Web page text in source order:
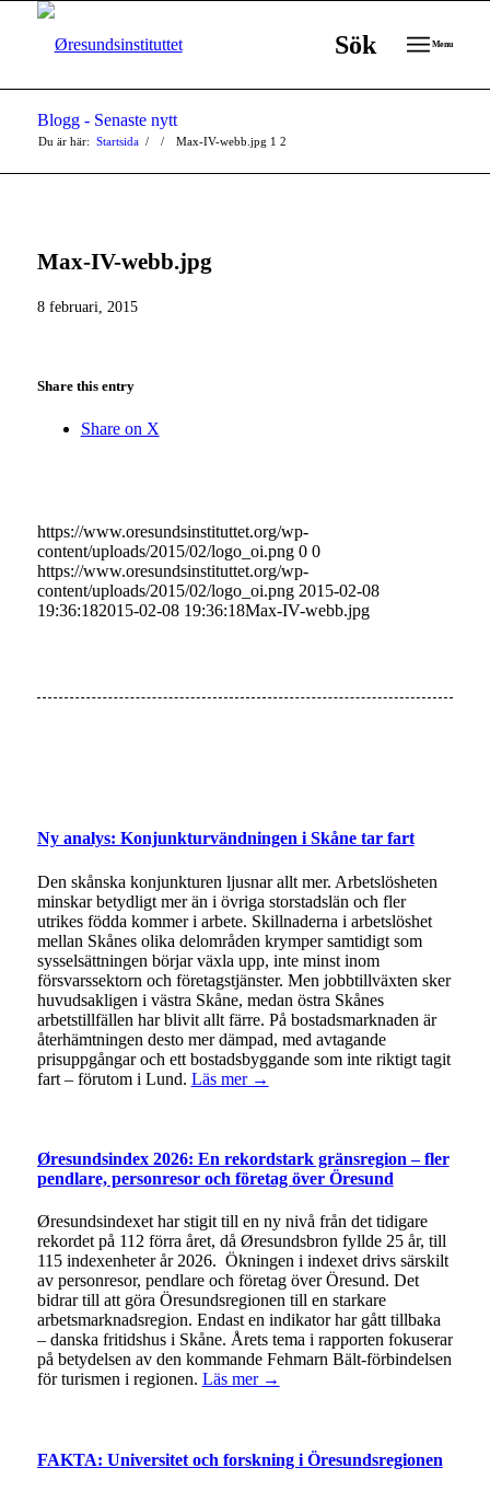
Sök Menu
Blogg - Senaste nytt
Du är här: Startsida 1
/ 2
/ Max-IV-webb.jpg
Max-IV-webb.jpg
8 februari, 2015
Share this entry
Share on X
https://www.oresundsinstituttet.org/wp-
content/uploads/2015/02/logo_oi.png 0 0
https://www.oresundsinstituttet.org/wp-
content/uploads/2015/02/logo_oi.png 2015-02-08
19:36:182015-02-08 19:36:18Max-IV-webb.jpg
Ny analys: Konjunkturvändningen i Skåne tar fart
Den skånska konjunkturen ljusnar allt mer. Arbetslösheten
minskar betydligt mer än i övriga storstadslän och fler
utrikes födda kommer i arbete. Skillnaderna i arbetslöshet
mellan Skånes olika delområden krymper samtidigt som
sysselsättningen börjar växla upp, inte minst inom
försvarssektorn och företagstjänster. Men jobbtillväxten sker
huvudsakligen i västra Skåne, medan östra Skånes
arbetstillfällen har blivit allt färre. På bostadsmarknaden är
återhämtningen desto mer dämpad, med avtagande
prisuppgångar och ett bostadsbyggande som inte riktigt tagit
fart – förutom i Lund. Läs mer →
Øresundsindex 2026: En rekordstark gränsregion – fler
pendlare, personresor och företag över Öresund
Øresundsindexet har stigit till en ny nivå från det tidigare
rekordet på 112 förra året, då Øresundsbron fyllde 25 år, till
115 indexenheter år 2026. Ökningen i indexet drivs särskilt
av personresor, pendlare och företag över Öresund. Det
bidrar till att göra Öresundsregionen till en starkare
arbetsmarknadsregion. Endast en indikator har gått tillbaka
– danska fritidshus i Skåne. Årets tema i rapporten fokuserar
på betydelsen av den kommande Fehmarn Bält-förbindelsen
för turismen i regionen. Läs mer →
FAKTA: Universitet och forskning i Öresundsregionen